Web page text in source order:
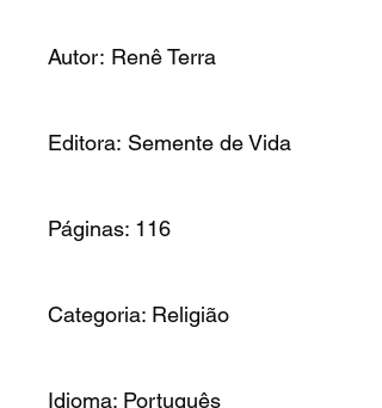
Autor: Renê Terra
Editora: Semente de Vida
Páginas: 116
Categoria: Religião
Idioma: Português